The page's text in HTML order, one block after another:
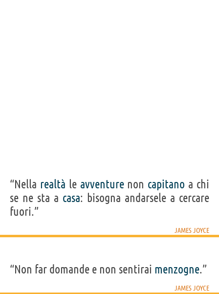
“Nella realtà le avventurenon capitano a chi
se ne sta a casa: bisogna andarsele a cercare
fuori.”
JAMES JOYCE
“Non far domande e non sentirai menzogne.”
JAMES JOYCE